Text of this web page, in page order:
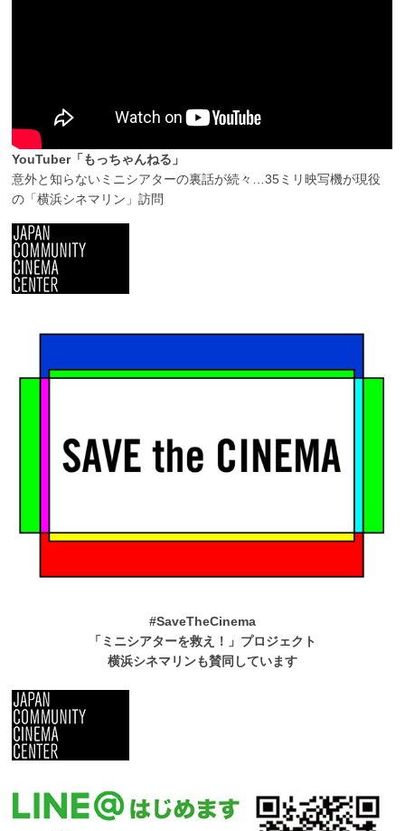
YouTuber「もっちゃんねる」
意外と知らないミニシアターの裏話が続々…35ミリ映写機が現役
の「横浜シネマリン」訪問
#SaveTheCinema
「ミニシアターを救え！」プロジェクト
横浜シネマリンも賛同しています